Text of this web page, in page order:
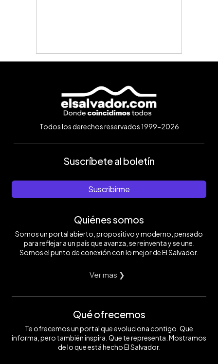
Todos los derechos reservados 1999-2026
Suscríbete al boletín
Suscribirme
Quiénes somos
Somos un portal abierto, propositivo y moderno, pensado
para reflejar a un país que avanza, se reinventa y se une.
Somos el punto de conexión con lo mejor de El Salvador.
Ver mas ❯
Qué ofrecemos
Te ofrecemos un portal que evoluciona contigo. Que
informa, pero también inspira. Que te representa. Mostramos
de lo que está hecho El Salvador.